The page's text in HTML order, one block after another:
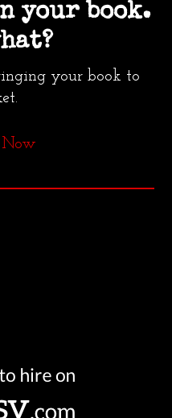
your book.
your book to